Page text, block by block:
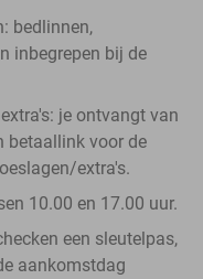
: bedlinnen,
inbegrepen bij de
: je ontvangt van
betaallink voor de
extra's.
10.00 en 17.00 uur.
een sleutelpas,
aankomstdag